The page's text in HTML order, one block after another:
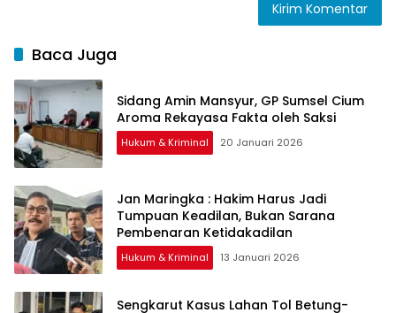
Baca Juga
Sidang Amin Mansyur, GP Sumsel Cium
Aroma Rekayasa Fakta oleh Saksi
Hukum & Kriminal 20 Januari 2026
Jan Maringka : Hakim Harus Jadi
Tumpuan Keadilan, Bukan Sarana
Pembenaran Ketidakadilan
Hukum & Kriminal 13 Januari 2026
Sengkarut Kasus Lahan Tol Betung-